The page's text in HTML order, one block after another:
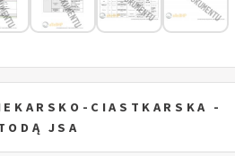
CIASTKARSKA -
JSA